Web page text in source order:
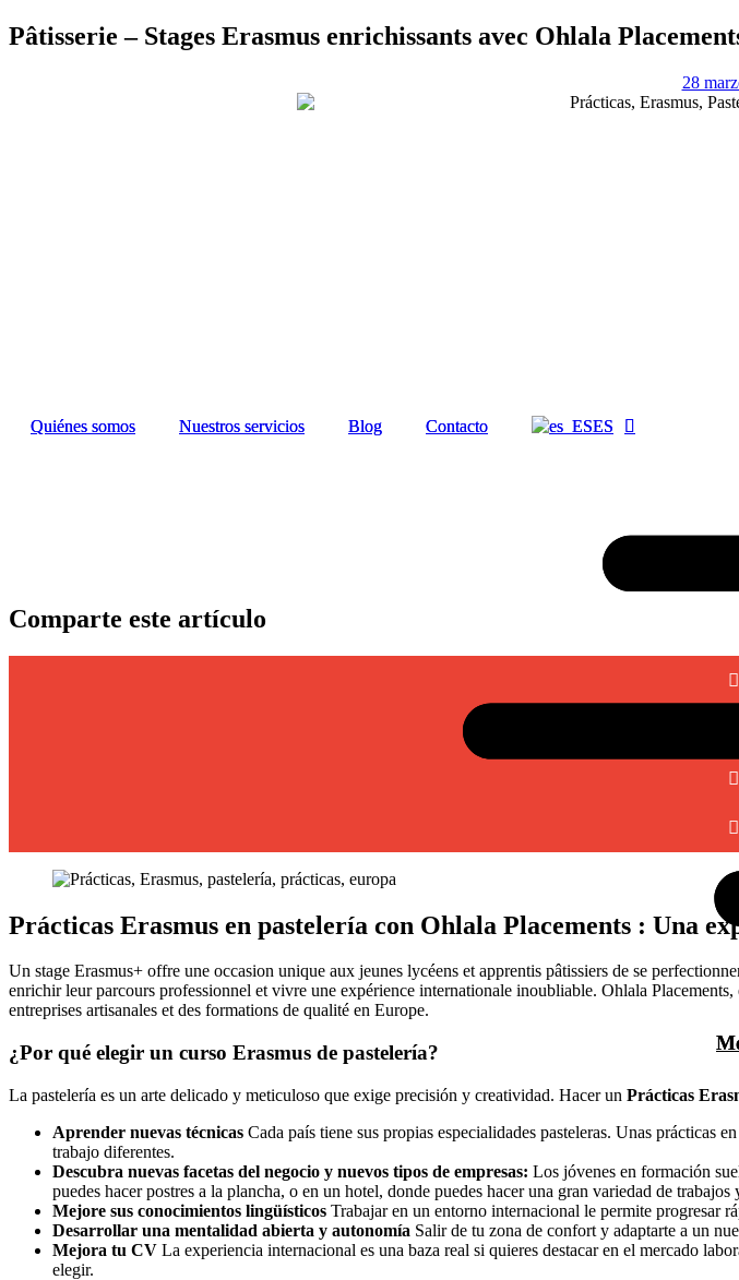
Ir
al
Quiénes somos Nuestros servicios Blog Contacto ES
Quiénes somos Nuestros servicios Blog Contacto ES
Pâtisserie – Stages Erasmus enrichissants avec Ohlala
28
Comparte este artículo
Prácticas Erasmus en pastelería con Ohlala Placements : Una
Un stage Erasmus+ offre une occasion unique aux jeunes lycéens et apprentis pâtissiers de se
enrichir leur parcours professionnel et vivre une expérience internationale inoubliable. Ohlala
entreprises artisanales et des formations de qualité en Europe.
¿Por qué elegir un curso Erasmus de pastelería?
La pastelería es un arte delicado y meticuloso que exige precisión y creatividad. Hacer un Prácticas
Aprender nuevas técnicas Cada país tiene sus propias especialidades pasteleras. Unas prácticas
trabajo diferentes.
Descubra nuevas facetas del negocio y nuevos tipos de empresas: Los jóvenes en formación
puedes hacer postres a la plancha, o en un hotel, donde puedes hacer una gran variedad de trabajos
Mejore sus conocimientos lingüísticos Trabajar en un entorno internacional le permite progresar
Desarrollar una mentalidad abierta y autonomía Salir de tu zona de confort y adaptarte a un
Mejora tu CV La experiencia internacional es una baza real si quieres destacar en el mercado
elegir.